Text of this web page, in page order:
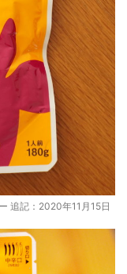
追記：2020年11月15日